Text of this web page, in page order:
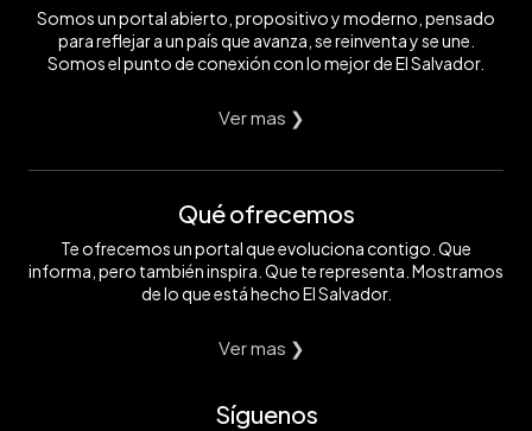
Somos un portal abierto, propositivo y moderno, pensado
para reflejar a un país que avanza, se reinventa y se une.
Somos el punto de conexión con lo mejor de El Salvador.
Ver mas ❯
Qué ofrecemos
Te ofrecemos un portal que evoluciona contigo. Que
informa, pero también inspira. Que te representa. Mostramos
de lo que está hecho El Salvador.
Ver mas ❯
Síguenos